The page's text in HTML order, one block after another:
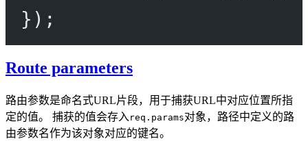
});
Route parameters
路由参数是命名式URL片段，用于捕获URL中对应位置所指
定的值。 捕获的值会存入 req.params对象，路径中定义的路
由参数名作为该对象对应的键名。